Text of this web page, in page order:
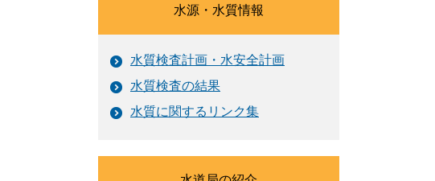
水源・水質情報
水質検査計画・水安全計画
水質検査の結果
水質に関するリンク集